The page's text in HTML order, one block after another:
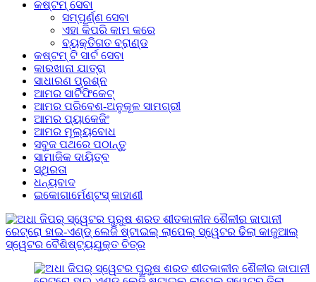
କଷ୍ଟମ୍ ସେବା
ସମ୍ପୂର୍ଣ୍ଣ ସେବା
ଏହା କିପରି କାମ କରେ
ବ୍ୟକ୍ତିଗତ ବ୍ରାଣ୍ଡ
କଷ୍ଟମ୍ ଟି ସାର୍ଟ ସେବା
କାରଖାନା ଯାତ୍ରା
ସାଧାରଣ ପ୍ରଶ୍ନ
ଆମର ସାର୍ଟିଫିକେଟ୍
ଆମର ପରିବେଶ-ଅନୁକୂଳ ସାମଗ୍ରୀ
ଆମର ପ୍ୟାକେଜିଂ
ଆମର ମୂଲ୍ୟବୋଧ
ସବୁଜ ପଥରେ ପଠାନ୍ତୁ
ସାମାଜିକ ଦାୟିତ୍ବ
ସ୍ଥିରତା
ଧନ୍ୟବାଦ
ଇକୋଗାର୍ମେଣ୍ଟସ୍ କାହାଣୀ